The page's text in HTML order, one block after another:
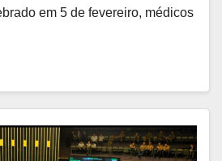
em 5 de fevereiro, médicos